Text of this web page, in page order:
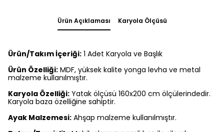
Ürün Açıklaması Karyola Ölçüsü
Ürün/Takım İçeriği: 1 Adet Karyola ve Başlık
Ürün Özelliği: MDF, yüksek kalite yonga levha ve metal
malzeme kullanılmıştır.
Karyola Özelliği: Yatak ölçüsü 160x200 cm ölçülerindedir.
Karyola baza özelliğine sahiptir.
Ayak Malzemesi: Ahşap malzeme kullanılmıştır.